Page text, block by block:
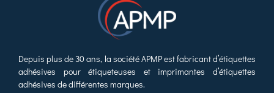
Depuis plus de 30 ans, la société APMP est fabricant d’étiquettes
adhésives pour étiqueteuses et imprimantes d’étiquettes
adhésives de différentes marques.